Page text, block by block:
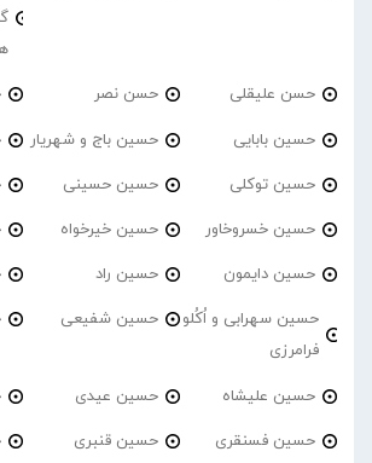
حسن علیقلی حسن نصر
حسین بابایی حسین باج و شهریار
حسین توکلی حسین حسینی
حسین خسروخاور حسین خیرخواه
حسین دایمون حسین راد
حسین سهرابی و اُکُلو
فرامرزی
حسین شفیعی
حسین علیشاه حسین عیدی
حسین فسنقری حسین قنبری